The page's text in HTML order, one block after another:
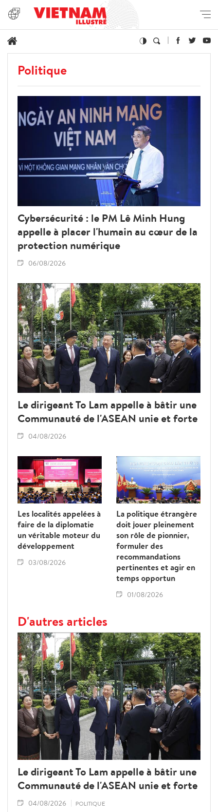
Politique
Cybersécurité : le PM Lê Minh Hung
appelle à placer l'humain au cœur de la
protection numérique
06/08/2026
Le dirigeant To Lam appelle à bâtir une
Communauté de l'ASEAN unie et forte
04/08/2026
Les localités appelées à
faire de la diplomatie
un véritable moteur du
développement
03/08/2026
La politique étrangère
doit jouer pleinement
son rôle de pionnier,
formuler des
recommandations
pertinentes et agir en
temps opportun
01/08/2026
D'autres articles
Le dirigeant To Lam appelle à bâtir une
Communauté de l'ASEAN unie et forte
04/08/2026 POLITIQUE